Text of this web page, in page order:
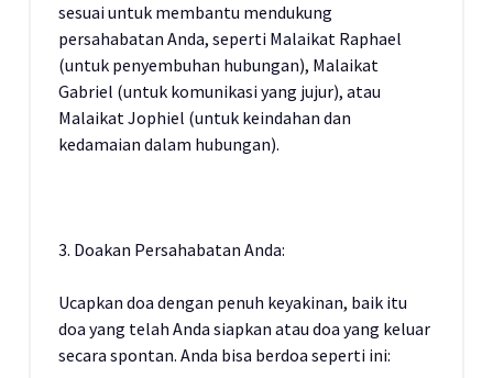
sesuai untuk membantu mendukung
persahabatan Anda, seperti Malaikat Raphael
(untuk penyembuhan hubungan), Malaikat
Gabriel (untuk komunikasi yang jujur), atau
Malaikat Jophiel (untuk keindahan dan
kedamaian dalam hubungan).
3. Doakan Persahabatan Anda:
Ucapkan doa dengan penuh keyakinan, baik itu
doa yang telah Anda siapkan atau doa yang keluar
secara spontan. Anda bisa berdoa seperti ini: